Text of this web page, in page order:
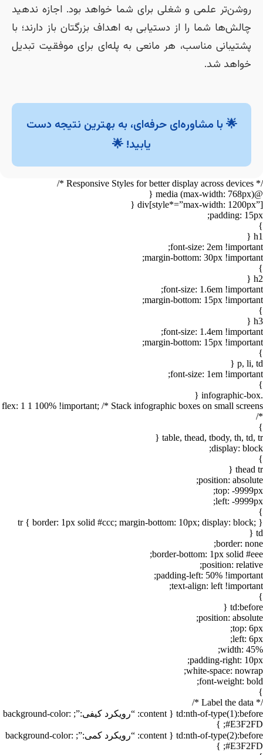
روشن‌تر علمی و شغلی برای شما خواهد بود. اجازه ندهید
چالش‌ها شما را از دستیابی به اهداف بزرگتان باز دارند؛ با
پشتیبانی مناسب، هر مانعی به پله‌ای برای موفقیت تبدیل
خواهد شد.
🌟 با مشاوره‌ای حرفه‌ای، به بهترین نتیجه دست
یابید! 🌟
/* Responsive Styles for better display across devices */
@media (max-width: 768px) {
div[style*=”max-width: 1200px”] {
padding: 15px;
}
h1 {
font-size: 2em !important;
margin-bottom: 30px !important;
}
h2 {
font-size: 1.6em !important;
margin-bottom: 15px !important;
}
h3 {
font-size: 1.4em !important;
margin-bottom: 15px !important;
}
p, li, td {
font-size: 1em !important;
}
.infographic-box {
flex: 1 1 100% !important; /* Stack infographic boxes on small screens
*/
}
table, thead, tbody, th, td, tr {
display: block;
}
thead tr {
position: absolute;
top: -9999px;
left: -9999px;
}
tr { border: 1px solid #ccc; margin-bottom: 10px; display: block; }
td {
border: none;
border-bottom: 1px solid #eee;
position: relative;
padding-left: 50% !important;
text-align: left !important;
}
td:before {
position: absolute;
top: 6px;
left: 6px;
width: 45%;
padding-right: 10px;
white-space: nowrap;
font-weight: bold;
}
/* Label the data */
td:nth-of-type(1):before { content: “رویکرد کیفی:”; background-color:
#E3F2FD; }
td:nth-of-type(2):before { content: “رویکرد کمی:”; background-color:
#E3F2FD; }